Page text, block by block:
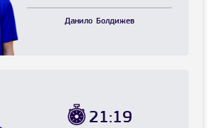
Данило Болдижев
21:19